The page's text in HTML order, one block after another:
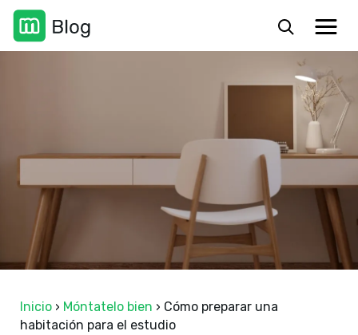
Inicio › Móntatelo bien › Cómo preparar una
habitación para el estudio